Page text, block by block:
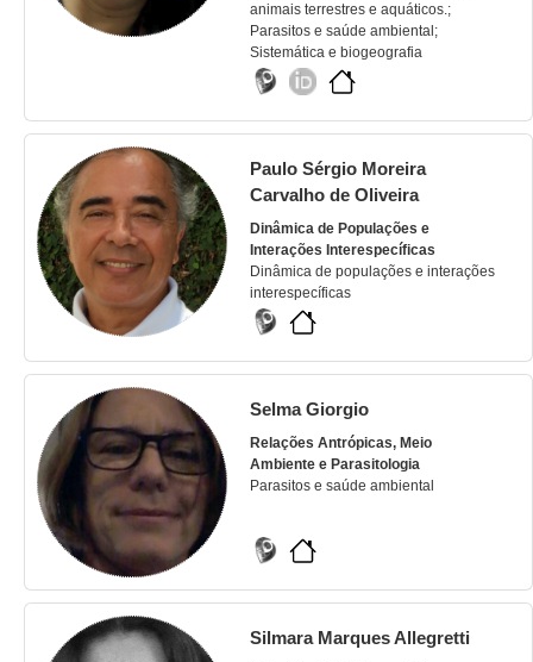
animais terrestres e aquáticos.;
Parasitos e saúde ambiental;
Sistemática e biogeografia
Paulo Sérgio Moreira
Carvalho de Oliveira
Dinâmica de Populações e
Interações Interespecíficas
Dinâmica de populações e interações
interespecíficas
Selma Giorgio
Relações Antrópicas, Meio
Ambiente e Parasitologia
Parasitos e saúde ambiental
Silmara Marques Allegretti